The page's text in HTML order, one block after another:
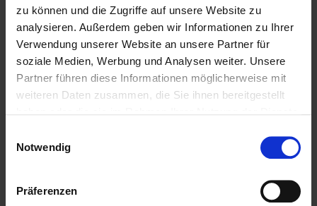
zu können und die Zugriffe auf unsere Website zu
analysieren. Außerdem geben wir Informationen zu Ihrer
Verwendung unserer Website an unsere Partner für
soziale Medien, Werbung und Analysen weiter. Unsere
Partner führen diese Informationen möglicherweise mit
weiteren Daten zusammen, die Sie ihnen bereitgestellt
Notwendig
Präferenzen
Weitere Biere des Bierstils
Lager